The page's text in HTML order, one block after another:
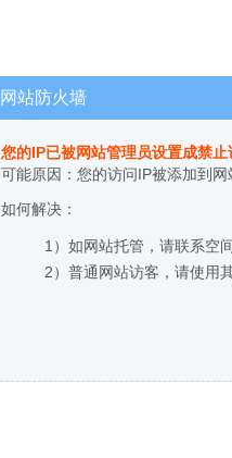
网站防火墙
您的IP已被网站管理员设置成禁止
可能原因：您的访问IP被添加到网
如何解决：
1）如网站托管，请联系空
2）普通网站访客，请使用